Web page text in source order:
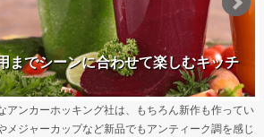
までシーンに合わせて楽しむキッチ
アンカーホッキング社は、もちろん新作も作ってい
メジャーカップなど新品でもアンティーク調を感じ